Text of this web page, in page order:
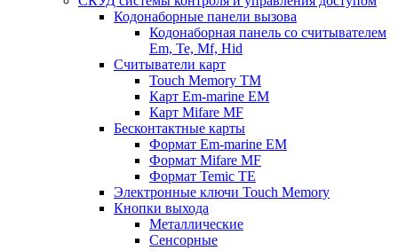
Кодонаборные панели вызова
Кодонаборная панель со считывателем
Em, Te, Mf, Hid
Считыватели карт
Touch Memory TM
Карт Em-marine EM
Карт Mifare MF
Бесконтактные карты
Формат Em-marine EM
Формат Mifare MF
Формат Temic TE
Электронные ключи Touch Memory
Кнопки выхода
Металлические
Сенсорные